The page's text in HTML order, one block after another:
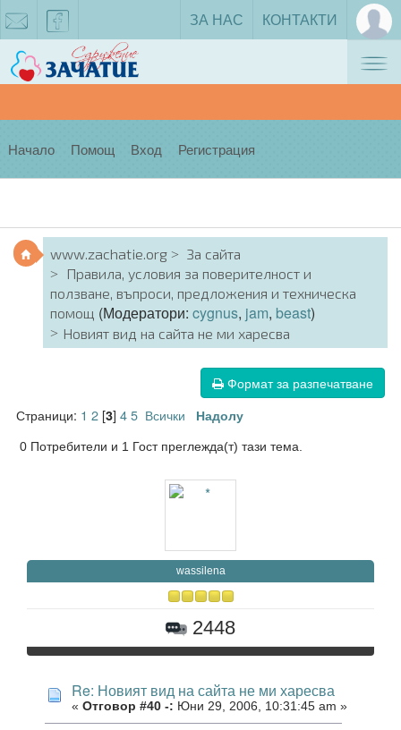
facebook
ЗА НАС КОНТАКТИ
Начало Помощ Вход Регистрация
www.zachatie.org
За сайта
Правила, условия за поверителност и
ползване, въпроси, предложения и техническа
помощ (Модератори: cygnus, jam, beast)
Новият вид на сайта не ми харесва
Формат за разпечатване
Страници: 1 2[3] 45 Всички Надолу
0 Потребители и 1 Гост преглежда(т) тази тема.
wassilena
2448
Re: Новият вид на сайта не ми харесва
« Отговор #40 -: Юни 29, 2006, 10:31:45 am »